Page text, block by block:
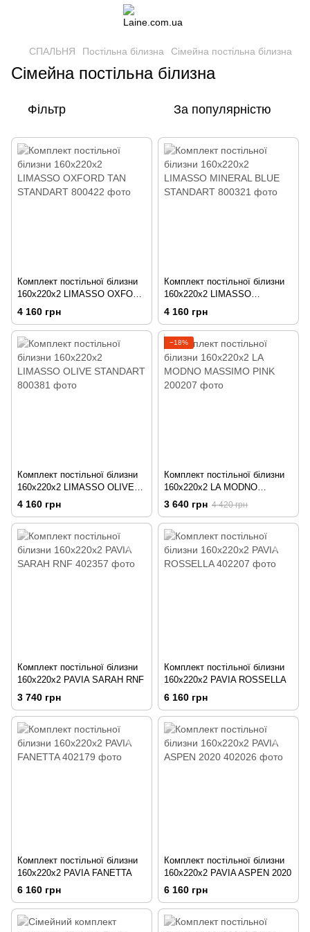
СПАЛЬНЯ Постільна білизна Сімейна постільна білизна
Сімейна постільна білизна
Фільтр За популярністю
Комплект постільної білизни
160x220х2 LIMASSO OXFORD
TAN STANDART
4 160 грн
Комплект постільної білизни
160x220х2 LIMASSO
MINERAL BLUE STANDART
4 160 грн
Комплект постільної білизни
160x220х2 LIMASSO OLIVE
STANDART
4 160 грн
−18%
Комплект постільної білизни
160х220х2 LA MODNO
MASSIMO PINK
3 640 грн 4 420 грн
Комплект постільної білизни
160x220х2 PAVIA SARAH RNF
3 740 грн
Комплект постільної білизни
160x220х2 PAVIA ROSSELLA
6 160 грн
Комплект постільної білизни
160x220х2 PAVIA FANETTA
6 160 грн
Комплект постільної білизни
160x220х2 PAVIA ASPEN 2020
6 160 грн